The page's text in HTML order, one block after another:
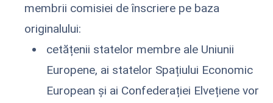
membrii comisiei de înscriere pe baza
originalului:
cetățenii statelor membre ale Uniunii
Europene, ai statelor Spațiului Economic
European și ai Confederației Elvețiene vor